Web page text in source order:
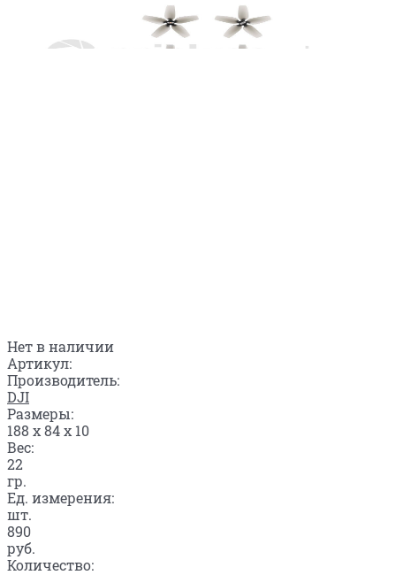
Нет в наличии
Артикул:
Производитель:
DJI
Размеры:
188 x 84 x 10
Вес:
22
гр.
Ед. измерения:
шт.
890
руб.
Количество: